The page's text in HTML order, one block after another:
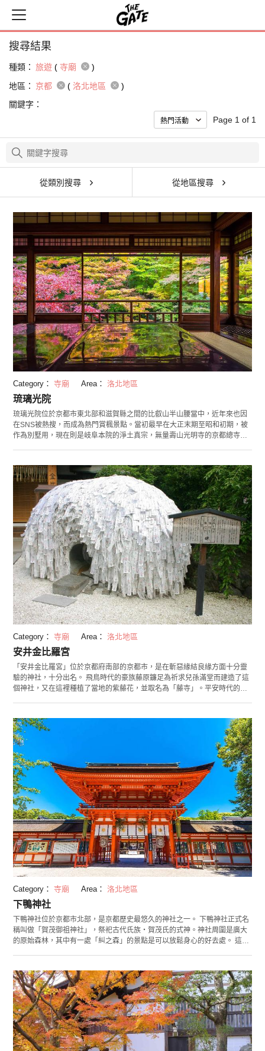
搜尋結果
種類： 旅遊 ( 寺廟
)
地區：
京都 ( 洛北地區
)
關鍵字：
Page 1 of 1
從類別搜尋 從地區搜尋
Category： 寺廟 Area： 洛北地區
琉璃光院
琉璃光院位於京都市東北部和滋賀縣之間的比叡山半山腰當中，近年來也因
在SNS被熱搜，而成為熱門賞楓景點。當初最早在大正末期至昭和初期，被
作為別墅用，現在則是岐阜本院的淨土真宗，無量壽山光明寺的京都總寺。
景，絕對讓你讚嘆不已，忍不住想拍照打卡紀念，也因此成為SNS上的熱門
打卡勝地！
Category： 寺廟 Area： 洛北地區
安井金比羅宮
「安井金比羅宮」位於京都府南部的京都市，是在斬惡緣結良緣方面十分靈
驗的神社，十分出名。 飛鳥時代的豪族藤原鐮足為祈求兒孫滿堂而建造了這
個神社，又在這裡種植了當地的紫藤花，並取名為「藤寺」。平安時代的崇
是在金刀比羅宮斬斷世俗，進行修行的。 這裡作為祈求斬斷物欲之地被人們
長期信奉。神社內貼滿祈願紙簽的巨石——「斷惡緣結良緣碑」以及寫有希
望斬斷惡緣的繪馬，也正道出了人際關係之恐怖。但是，據說不僅可斬斷男
女之間等人際關係，還可斷掉煙酒或賭博等這些惡習。斬惡緣結良緣碑的參
拜方法為手持寫有願望的紙簽邊祈願，邊從碑穴的外口穿入裡口。同樣再從
里口穿出外口，並將祈紙簽貼到石碑之上。
Category： 寺廟 Area： 洛北地區
下鴨神社
下鴨神社位於京都市北部，是京都歷史最悠久的神社之一。 下鴨神社正式名
稱叫做「賀茂御祖神社」，祭祀古代氏族・賀茂氏的式神。神社周圍是廣大
的原始森林，其中有一處「糾之森」的景點是可以放鬆身心的好去處。 這裡
「京都三大祭祀」之一的「葵祭」，可看到500多人穿著平安時代的宮廷裝
束排成列隊，是京都必看祭典之一。